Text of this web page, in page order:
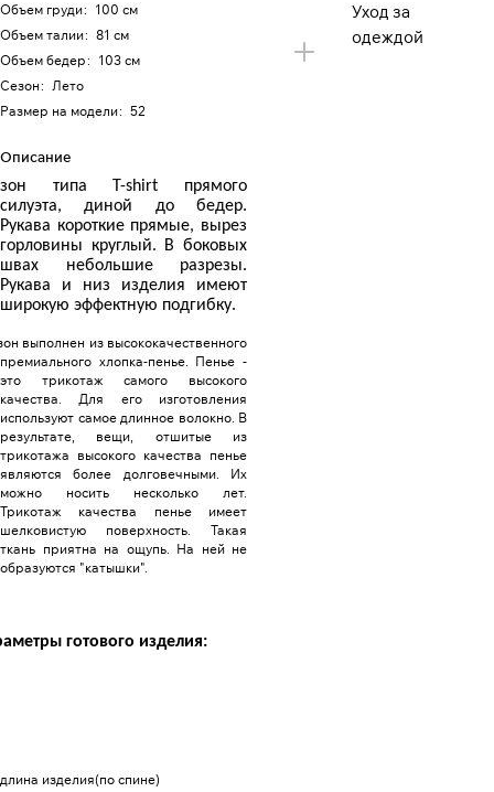
Объем груди: 100 см
Объем талии: 81 см
Объем бедер: 103 см
Сезон: Лето
Размер на модели: 52
Описание
типа Т-shirt прямого
силуэта, диной до бедер.
Рукава короткие прямые, вырез
горловины круглый. В боковых
швах небольшие разрезы.
Рукава и низ изделия имеют
широкую эффектную подгибку.
выполнен из высококачественного
премиального хлопка-пенье. Пенье -
это трикотаж самого высокого
качества. Для его изготовления
используют самое длинное волокно. В
результате, вещи, отшитые из
трикотажа высокого качества пенье
являются более долговечными. Их
можно носить несколько лет.
Трикотаж качества пенье имеет
шелковистую поверхность. Такая
ткань приятна на ощупь. На ней не
образуются "катышки".
готового изделия:
длина изделия(по спине)
Уход за
одеждой